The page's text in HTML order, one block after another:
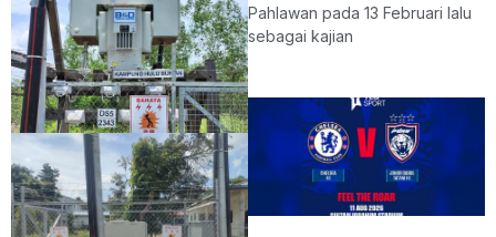
Pahlawan pada 13 Februari lalu
sebagai kajian